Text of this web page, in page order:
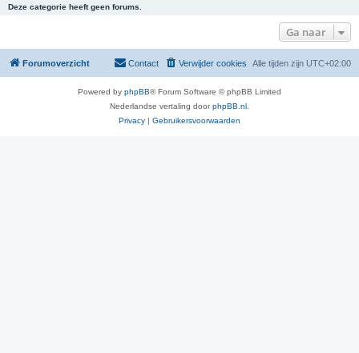
Deze categorie heeft geen forums.
Ga naar
Forumoverzicht Alle tijden zijn UTC+02:00
Verwijder cookies
Contact
Powered by phpBB® Forum Software © phpBB Limited
Nederlandse vertaling doorphpBB.nl
Privacy | Gebruikersvoorwaarden